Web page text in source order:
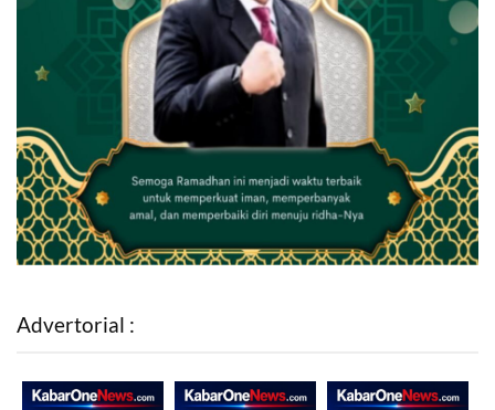
Advertorial :